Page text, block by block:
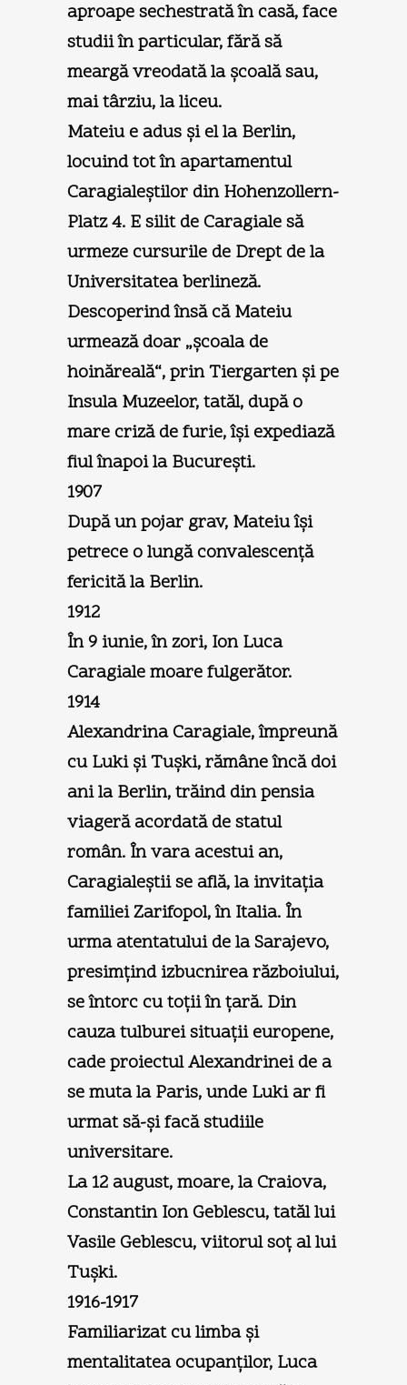
aproape sechestrată în casă, face
studii în particular, fără să
meargă vreodată la şcoală sau,
mai târziu, la liceu.
Mateiu e adus şi el la Berlin,
locuind tot în apartamentul
Caragialeştilor din Hohenzollern-
Platz 4. E silit de Caragiale să
urmeze cursurile de Drept de la
Universitatea berlineză.
Descoperind însă că Mateiu
urmează doar „şcoala de
hoinăreală“, prin Tiergarten şi pe
Insula Muzeelor, tatăl, după o
mare criză de furie, îşi expediază
fiul înapoi la Bucureşti.
1907
După un pojar grav, Mateiu îşi
petrece o lungă convalescenţă
fericită la Berlin.
1912
În 9 iunie, în zori, Ion Luca
Caragiale moare fulgerător.
1914
Alexandrina Caragiale, împreună
cu Luki şi Tuşki, rămâne încă doi
ani la Berlin, trăind din pensia
viageră acordată de statul
român. În vara acestui an,
Caragialeştii se află, la invitaţia
familiei Zarifopol, în Italia. În
urma atentatului de la Sarajevo,
presimţind izbucnirea războiului,
se întorc cu toţii în ţară. Din
cauza tulburei situaţii europene,
cade proiectul Alexandrinei de a
se muta la Paris, unde Luki ar fi
urmat să-şi facă studiile
universitare.
La 12 august, moare, la Craiova,
Constantin Ion Geblescu, tatăl lui
Vasile Geblescu, viitorul soţ al lui
Tuşki.
1916-1917
Familiarizat cu limba şi
mentalitatea ocupanţilor, Luca